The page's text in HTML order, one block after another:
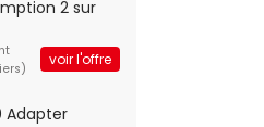
2 sur
voir l'offre
Adapter